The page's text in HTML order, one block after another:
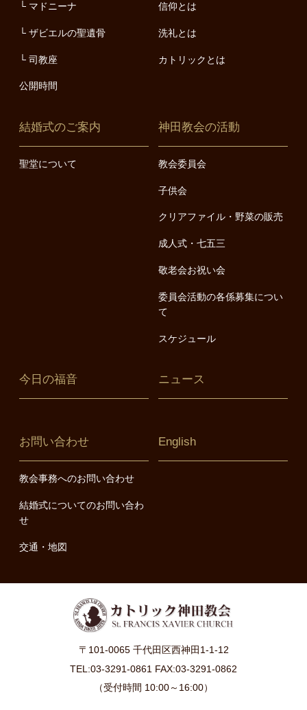
マドニーナ
ザビエルの聖遺骨
司教座
公開時間
信仰とは
洗礼とは
カトリックとは
結婚式のご案内
聖堂について
神田教会の活動
教会委員会
子供会
クリアファイル・野菜の販売
成人式・七五三
敬老会お祝い会
委員会活動の各係募集につい
て
スケジュール
今日の福音 ニュース
お問い合わせ
教会事務へのお問い合わせ
結婚式についてのお問い合わ
せ
交通・地図
English
〒101-0065 千代田区西神田1-1-12
TEL:03-3291-0861 FAX:03-3291-0862
（受付時間 10:00～16:00）